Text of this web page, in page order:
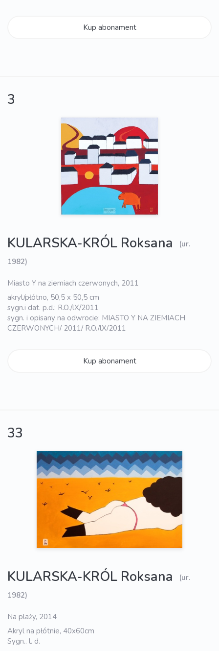
Kup abonament
3
KULARSKA-KRÓL Roksana
(ur.
1982)
Miasto Y na ziemiach czerwonych, 2011
akryl/płótno, 50,5 x 50,5 cm
sygn.i dat. p.d.: R.O./lX/2011
sygn. i opisany na odwrocie: MIASTO Y NA ZIEMIACH
CZERWONYCH/ 2011/ R.O./lX/2011
Kup abonament
33
KULARSKA-KRÓL Roksana
(ur.
1982)
Na plaży, 2014
Akryl na płótnie, 40x60cm
Sygn.. l. d.